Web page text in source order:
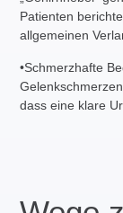
Patienten
allgemeinen
•Schmerzhafte
dass eine klare